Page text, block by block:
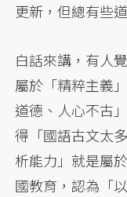
更新，但總有些
白話來講，有人
屬於「精粹主義
道德、人心不古
得「國語古文太
析能力」就是屬
國教育，認為「